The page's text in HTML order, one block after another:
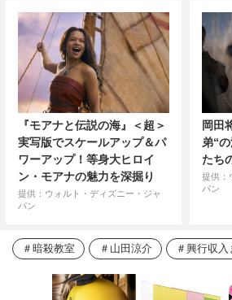
『モアナと伝説の海』＜超＞
実写版でスケールアップ＆パ
ワーアップ！等身大ヒロイ
ン・モアナの魅力を深掘り
提供：ウォルト・ディズニー・ジャ
パン
岡田
弟“
たち
提供：
パン
暗殺教室 山田涼介 興行収入